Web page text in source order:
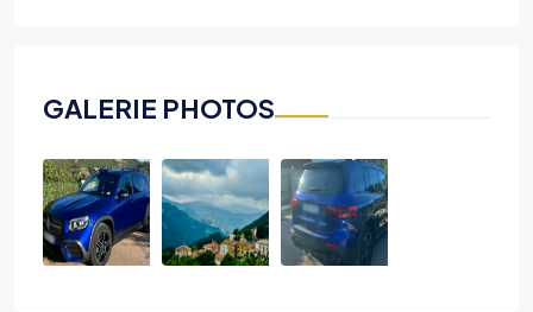
GALERIE PHOTOS